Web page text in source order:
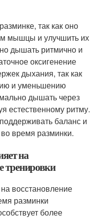
так как оно
мышцы и улучшить их
дышать ритмично и
оксигенение
дыхания, так как
и уменьшению
дышать через
естественному ритму.
баланс и
время разминки.
на
тренировки
восстановление
разминки
более